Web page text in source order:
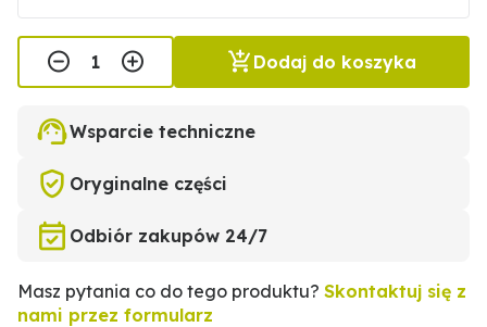
Dodaj do koszyka
Wsparcie techniczne
Oryginalne części
Odbiór zakupów 24/7
Masz pytania co do tego produktu? Skontaktuj się z
nami przez formularz